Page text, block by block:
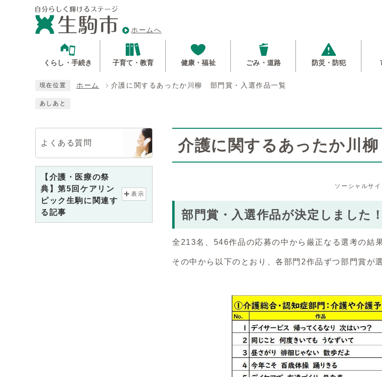
ホームへ
くらし・手続き 子育て・教育 健康・福祉 ごみ・道路 防災・防犯
現在位置 ホーム 介護に関するあったか川柳 部門賞・入選作品一覧
あしあと
介護に関するあったか川
ソーシャルサ
部門賞・入選作品が決定しました！
全213名、546作品の応募の中から厳正なる選考の結
その中から以下のとおり、各部門2作品ずつ部門賞が
よくある質問
【介護・医療の祭
典】第5回ケアリン
ピック生駒に関連す
る記事
表示